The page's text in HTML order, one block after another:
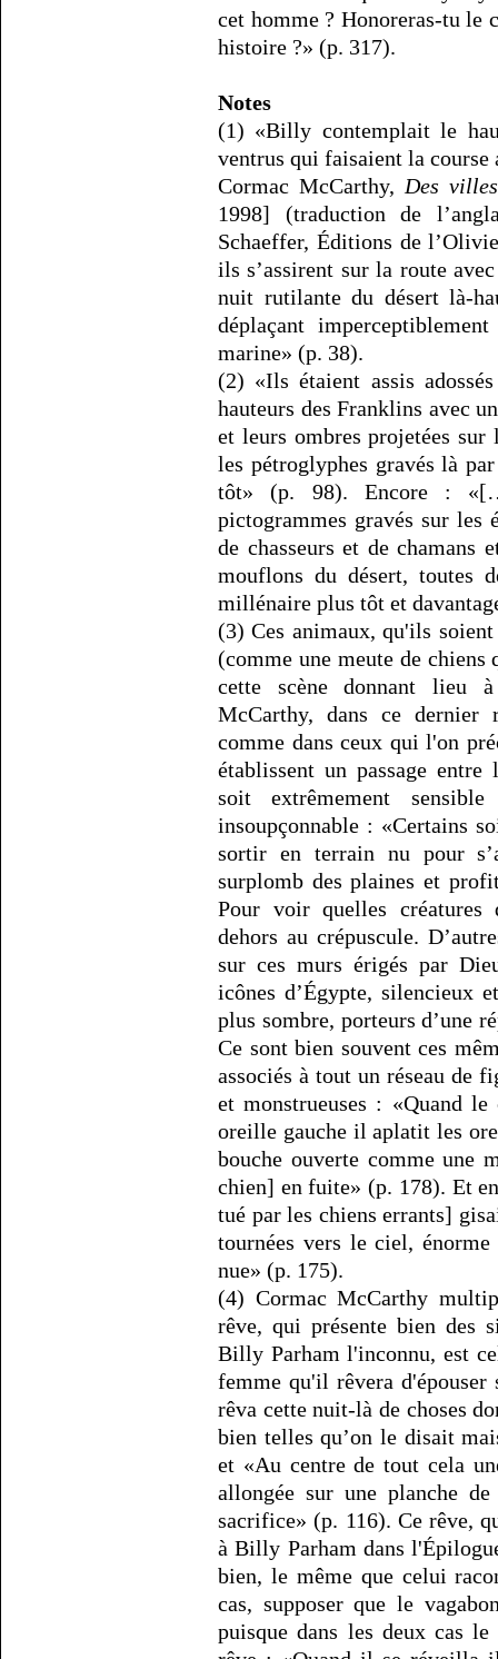
cet homme ? Honoreras-tu le
histoire ?» (p. 317).
Notes
(1) «Billy contemplait le
ventrus qui faisaient la course
Cormac McCarthy, Des
1998] (traduction de
Schaeffer, Éditions de
ils s’assirent sur la route
nuit rutilante du désert là-
déplaçant
marine» (p. 38).
(2) «Ils étaient assis
hauteurs des Franklins avec
et leurs ombres projetées sur
les pétroglyphes gravés là
tôt» (p. 98). Encore :
pictogrammes gravés sur les
de chasseurs et de chamans
mouflons du désert, toutes
millénaire plus tôt et
(3) Ces animaux, qu'ils soient
(comme une meute de chiens
cette scène donnant lieu
McCarthy, dans ce dernier
comme dans ceux qui l'on
établissent un passage
soit extrêmement
insoupçonnable : «Certains
sortir en terrain nu pour
surplomb des plaines et
Pour voir quelles créatures
dehors au crépuscule.
sur ces murs érigés par
icônes d’Égypte, silencieux
plus sombre, porteurs d’une
Ce sont bien souvent ces
associés à tout un réseau de
et monstrueuses : «Quand
oreille gauche il aplatit les
bouche ouverte comme une
chien] en fuite» (p. 178). Et
tué par les chiens errants]
tournées vers le ciel,
nue» (p. 175).
(4) Cormac McCarthy
rêve, qui présente bien des
Billy Parham l'inconnu, est
femme qu'il rêvera d'épouser
rêva cette nuit-là de choses
bien telles qu’on le disait
et «Au centre de tout cela
allongée sur une planche
sacrifice» (p. 116). Ce rêve,
à Billy Parham dans
bien, le même que celui
cas, supposer que le
puisque dans les deux cas